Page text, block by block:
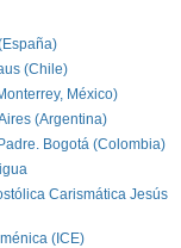
(Chile)
México)
(Argentina)
Bogotá (Colombia)
Carismática Jesús
(ICE)